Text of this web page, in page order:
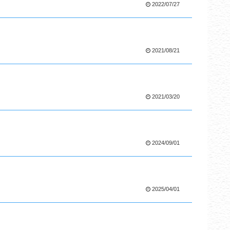
2022/07/27
2021/08/21
2021/03/20
2024/09/01
2025/04/01